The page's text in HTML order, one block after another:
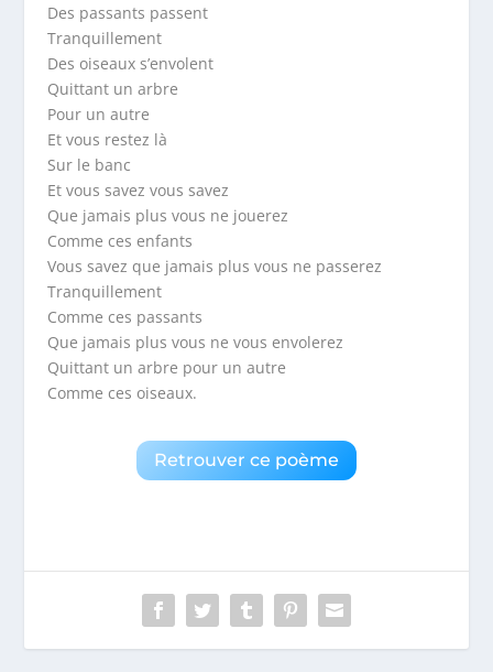
Des passants passent
Tranquillement
Des oiseaux s’envolent
Quittant un arbre
Pour un autre
Et vous restez là
Sur le banc
Et vous savez vous savez
Que jamais plus vous ne jouerez
Comme ces enfants
Vous savez que jamais plus vous ne passerez
Tranquillement
Comme ces passants
Que jamais plus vous ne vous envolerez
Quittant un arbre pour un autre
Comme ces oiseaux.
Retrouver ce poème